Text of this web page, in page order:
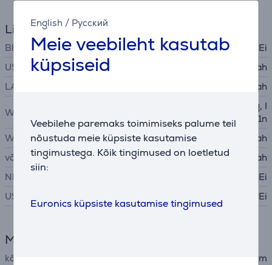
English / Русский
Meie veebileht kasutab
küpsiseid
Veebilehe paremaks toimimiseks palume teil
nõustuda meie küpsiste kasutamise
tingimustega. Kõik tingimused on loetletud
siin:
Euronics küpsiste kasutamise tingimused
Liidesed
Bluetooth
Ei
USB-A 2.0
Jah
LAN (võrguliides, RJ45)
Jah
WiFi standardid
IEEE 802.11b, IEEE 802.11g, I
EEE 802.11n
WiFi
Jah
võrgukaart
Jah
NFC
Ei
USB-C
Ei
Mõõtmed
kõrgus
34,7 cm